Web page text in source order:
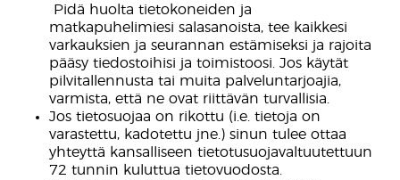
​ Pidä huolta tietokoneiden ja
matkapuhelimiesi salasanoista, tee kaikkesi
varkauksien ja seurannan estämiseksi ja rajoita
pääsy tiedostoihisi ja toimistoosi. Jos käytät
pilvitallennusta tai muita palveluntarjoajia,
varmista, että ne ovat riittävän turvallisia.
Jos tietosuojaa on rikottu (i.e. tietoja on
varastettu, kadotettu jne.) sinun tulee ottaa
yhteyttä kansalliseen tietotusuojavaltuutettuun
72 tunnin kuluttua tietovuodosta.